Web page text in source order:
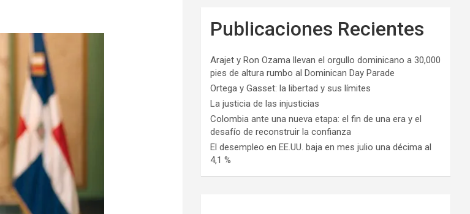
Publicaciones Recientes
Arajet y Ron Ozama llevan el orgullo dominicano a 30,000
pies de altura rumbo al Dominican Day Parade
Ortega y Gasset: la libertad y sus límites
La justicia de las injusticias
Colombia ante una nueva etapa: el fin de una era y el
desafío de reconstruir la confianza
El desempleo en EE.UU. baja en mes julio una décima al
4,1 %